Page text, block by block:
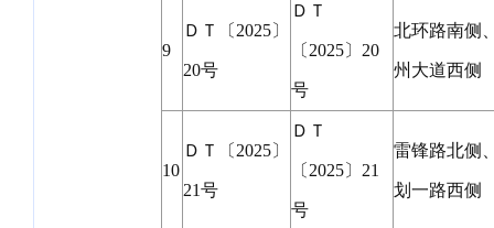
9
ＤＴ〔2025〕
20号
ＤＴ
〔2025〕20
号
北环路南侧
州大道西侧
10
ＤＴ〔2025〕
21号
ＤＴ
〔2025〕21
号
雷锋路北侧
划一路西侧